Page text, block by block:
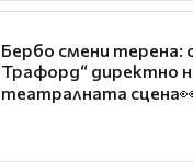
Бербо смени терена:
Трафорд“ директно
театралната